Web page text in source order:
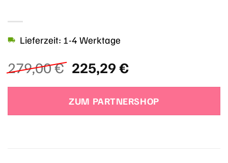
279,00€ Ursprünglicher
Preis
war:
279,00 €
225,29€Aktueller
ist:
225,29 €.
Lieferzeit: 1-4 Werktage
ZUM PARTNERSHOP